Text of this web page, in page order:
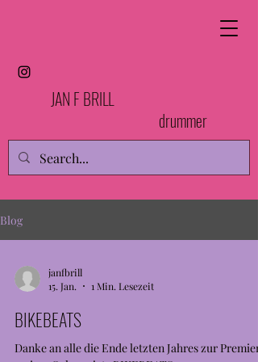
JAN F BRILL
drummer
Blog
janfbrill
15. Jan.
1 Min. Lesezeit
BIKEBEATS
Danke an alle die Ende letzten Jahres zur Premiere